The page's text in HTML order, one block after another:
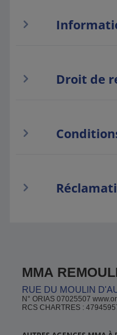
Droit de
MMA
RUE DU MOULIN
N° ORIAS 07025507
RCS CHARTRES :